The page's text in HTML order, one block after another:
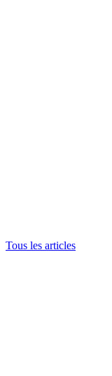
Tous les articles